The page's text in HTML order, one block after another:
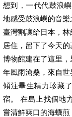
想到，一代代鼓浪
地感受鼓浪嶼的音
臺灣割讓給日本，
居住，留下了今天
博物館建在了這里
年風雨滄桑，來自
傾注畢生精力珍藏
宿。 在島上找個地
嘗清鮮爽口的海蠣